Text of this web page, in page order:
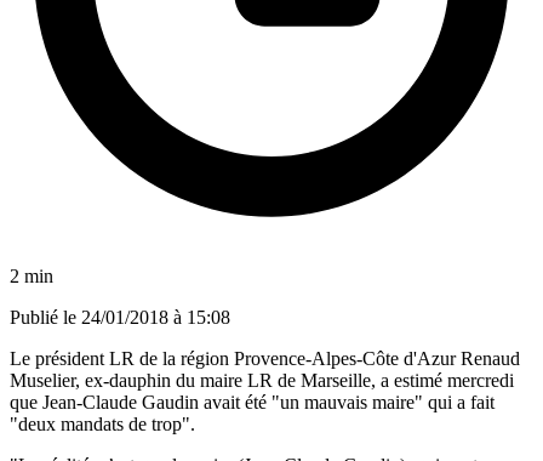
2 min
Publié le 24/01/2018 à 15:08
Le président LR de la région Provence-Alpes-Côte d'Azur Renaud
Muselier, ex-dauphin du maire LR de Marseille, a estimé mercredi
que Jean-Claude Gaudin avait été "un mauvais maire" qui a fait
"deux mandats de trop".